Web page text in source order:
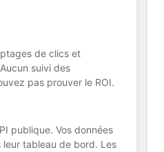
de clics et
suivi des
pas prouver le ROI.
publique. Vos données
tableau de bord. Les